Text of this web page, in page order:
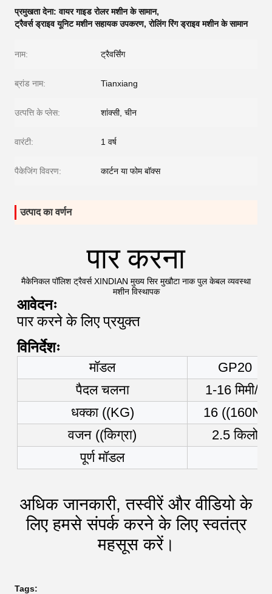
प्रमुखता देना:वायर गाइड रोलर मशीन के सामान,
ट्रैवर्स ड्राइव यूनिट मशीन सहायक उपकरण,रोलिंग रिंग ड्राइव मशीन के सामान
नाम: ट्रैवर्सिंग
ब्रांड नाम: Tianxiang
उत्पत्ति के प्लेस: शांक्सी, चीन
वारंटी: 1 वर्ष
पैकेजिंग विवरण: कार्टन या फोम बॉक्स
उत्पाद का वर्णन
पार करना
मैकेनिकल पॉलिश ट्रैवर्स XINDIAN मुख्य सिर मुखौटा नाक पुल केबल व्यवस्था
मशीन विस्थापक
आवेदनः
पार करने के लिए प्रयुक्त
विनिर्देशः
मॉडल
GP20
पैदल चलना
1-16 मिमी/र
धक्का ((KG)
16 ((160N)
वजन ((किग्रा)
2.5 किलो
पूर्ण मॉडल
अधिक जानकारी, तस्वीरें और वीडियो के
लिए हमसे संपर्क करने के लिए स्वतंत्र
महसूस करें।
Tags: